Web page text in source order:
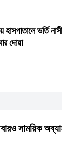
ভর্তি
দোয়া
সাময়িক